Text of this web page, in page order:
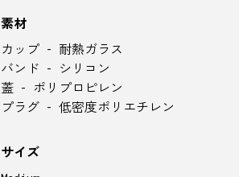
素材
カップ - 耐熱ガラス
バンド - シリコン
蓋 - ポリプロピレン
プラグ - 低密度ポリエチレン
サイズ